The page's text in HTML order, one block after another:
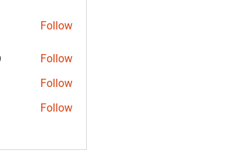
Follow
Follow
Follow
Follow